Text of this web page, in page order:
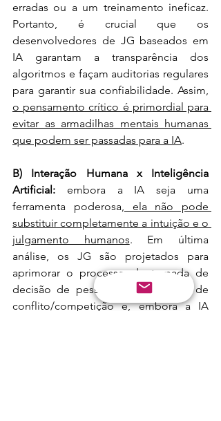
erradas ou a um treinamento ineficaz.
Portanto, é crucial que os
desenvolvedores de JG baseados em
IA garantam a transparência dos
algoritmos e façam auditorias regulares
o pensamento crítico é primordial para
evitar as armadilhas mentais humanas
que podem ser passadas para a IA.
B) Interação Humana x Inteligência
Artificial: embora a IA seja uma
ferramenta poderosa, ela não pode
substituir completamente a intuição e o
julgamento humanos. Em última
análise, os JG são projetados para
aprimorar o processo de tomada de
decisão de pessoas em situações de
conflito/competição e, embora a IA